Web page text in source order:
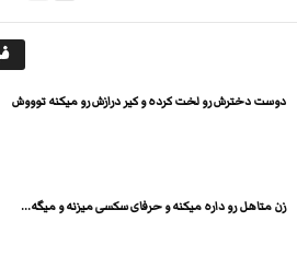
دوست دخترش رو لخت کرده و کیر درازش رو میکنه توووش
زن متاهل رو داره میکنه و حرفای سکسی میزنه و میگه...